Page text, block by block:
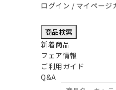
ログイン / マイページ
商品検索
新着商品
フェア情報
ご利用ガイド
Q&A